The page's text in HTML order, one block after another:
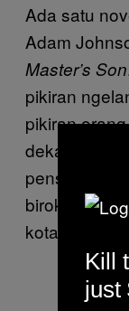
Ada satu
Adam
Master’s Son
pikiran
pikiran
dekat pantai
pensiun
birokrat.
kota tempat
Kill
just